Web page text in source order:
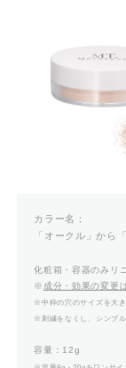
カラー名：
「オークル」から
化粧箱・容器のみリ
※ 成分・効果の変更
※中枠の穴のサイズを大
※刺繍をなくし、シンプ
容量：12g